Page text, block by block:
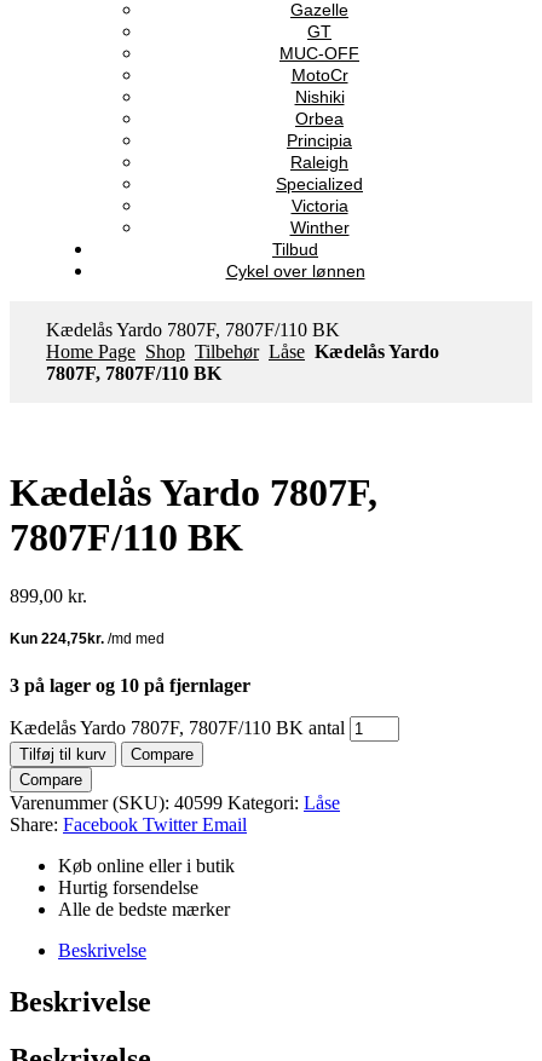
Gazelle
GT
MUC-OFF
MotoCr
Nishiki
Orbea
Principia
Raleigh
Specialized
Victoria
Winther
Tilbud
Cykel over lønnen
Kædelås Yardo 7807F, 7807F/110 BK
Home Page Shop Tilbehør Låse Kædelås Yardo
7807F, 7807F/110 BK
Kædelås Yardo 7807F,
7807F/110 BK
899,00 kr.
3 på lager og 10 på fjernlager
Kædelås Yardo 7807F, 7807F/110 BK antal
Tilføj til kurv
Compare
Compare
Varenummer (SKU): 40599 Kategori: Låse
Share: Facebook Twitter Email
Køb online eller i butik
Hurtig forsendelse
Alle de bedste mærker
Beskrivelse
Beskrivelse